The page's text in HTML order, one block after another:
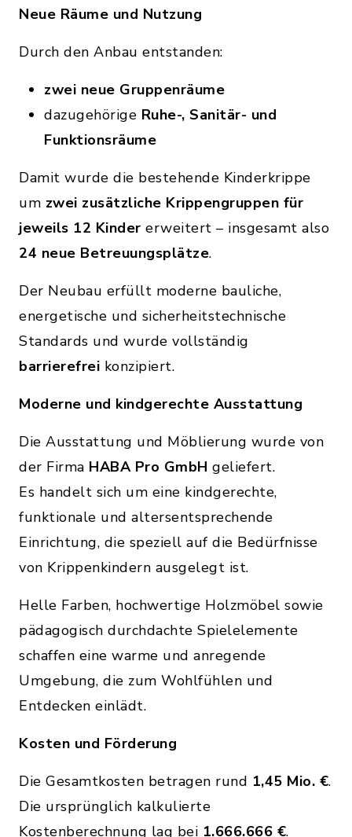
Neue Räume und Nutzung
Durch den Anbau entstanden:
zwei neue Gruppenräume
dazugehörige Ruhe-, Sanitär- und
Funktionsräume
Damit wurde die bestehende Kinderkrippe
um zwei zusätzliche Krippengruppen für
jeweils 12 Kinder erweitert – insgesamt also
24 neue Betreuungsplätze.
Der Neubau erfüllt moderne bauliche,
energetische und sicherheitstechnische
Standards und wurde vollständig
barrierefrei konzipiert.
Moderne und kindgerechte Ausstattung
Die Ausstattung und Möblierung wurde von
der Firma HABA Pro GmbH geliefert.
Es handelt sich um eine kindgerechte,
funktionale und altersentsprechende
Einrichtung, die speziell auf die Bedürfnisse
von Krippenkindern ausgelegt ist.
Helle Farben, hochwertige Holzmöbel sowie
pädagogisch durchdachte Spielelemente
schaffen eine warme und anregende
Umgebung, die zum Wohlfühlen und
Entdecken einlädt.
Kosten und Förderung
Die Gesamtkosten betragen rund 1,45 Mio. €.
Die ursprünglich kalkulierte
Kostenberechnung lag bei 1.666.666 €.